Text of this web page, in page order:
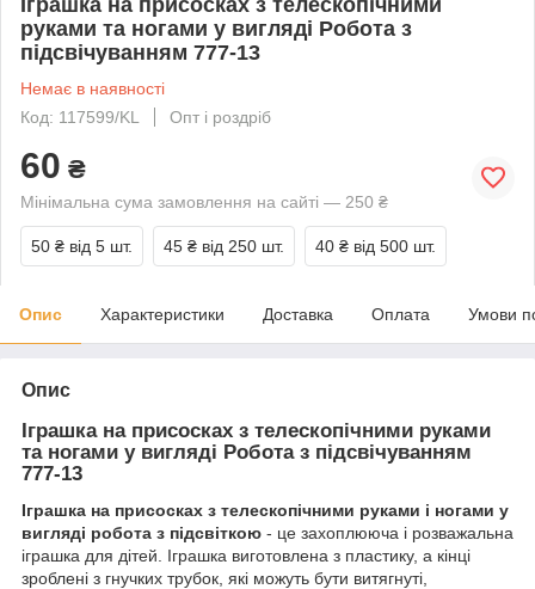
руками та ногами у вигляді Робота з
підсвічуванням 777-13
Немає в наявності
Код: 117599/KL
Опт і роздріб
60 ₴
Мінімальна сума замовлення на сайті — 250 ₴
50 ₴ від 5 шт. 45 ₴ від 250 шт. 40 ₴ від 500 шт.
Опис Характеристики Доставка Оплата Умови
Опис
Іграшка на присосках з телескопічними руками
та ногами у вигляді Робота з підсвічуванням
777-13
Іграшка на присосках з телескопічними руками і ногами у
вигляді робота з підсвіткою - це захоплююча і розважальна
іграшка для дітей. Іграшка виготовлена з пластику, а кінці
зроблені з гнучких трубок, які можуть бути витягнуті,